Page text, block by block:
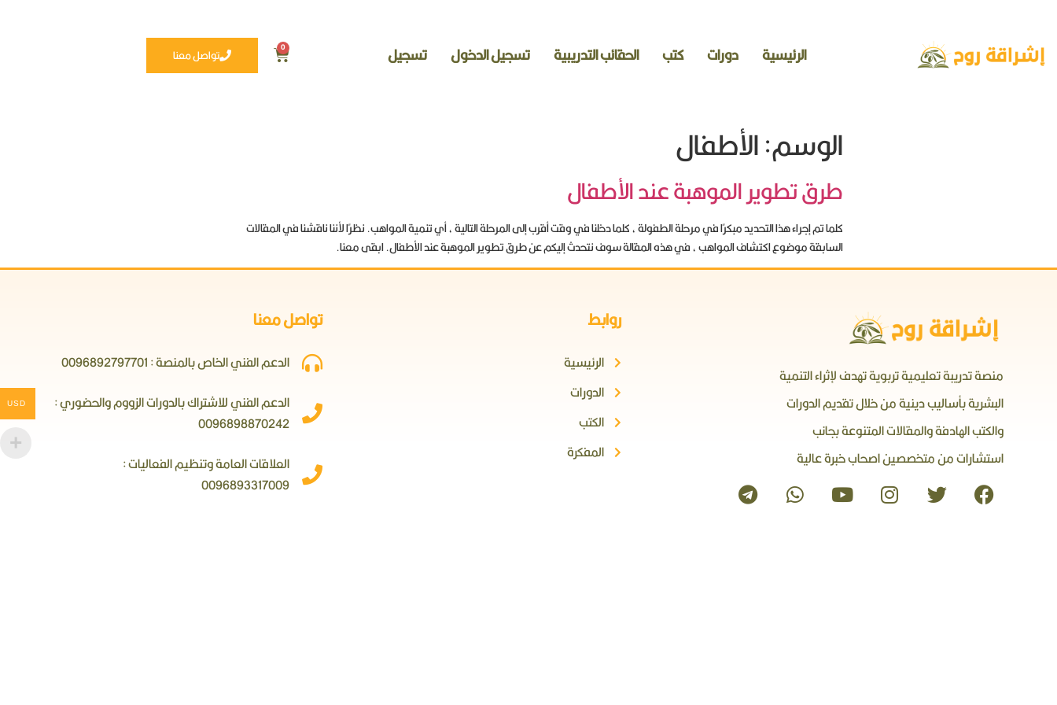
الرئيسية دورات كتب الحقائب التدريبية تسجيل الدخول تسجيل 0 تواصل معنا
الوسم:الأطفال
طرق تطوير الموهبة عند الأطفال
كلما تم إجراء هذا التحديد مبكرًا في مرحلة الطفولة ، كلما دخلنا في وقت أقرب إلى المرحلة التالية ، أي تنمية المواهب. نظرًا لأننا ناقشنا في المقالات
السابقة موضوع اكتشاف المواهب ، في هذه المقالة سوف نتحدث إليكم عن طرق تطوير الموهبة عند الأطفال. ابقى معنا.
منصة تدريبة تعليمية تربوية تهدف لإثراء التنمية
البشرية بأساليب دينية من خلال تقديم الدورات
والكتب الهادفة والمقالات المتنوعة بجانب
استشارات من متخصصين اصحاب خبرة عالية
روابط
الرئيسية
الدورات
الكتب
المفكرة
تواصل معنا
الدعم الفني الخاص بالمنصة : 0096892797701
الدعم الفني للاشتراك بالدورات الزووم والحضوري :
0096898870242
العلاقات العامة وتنظيم الفعاليات :
0096893317009
USD